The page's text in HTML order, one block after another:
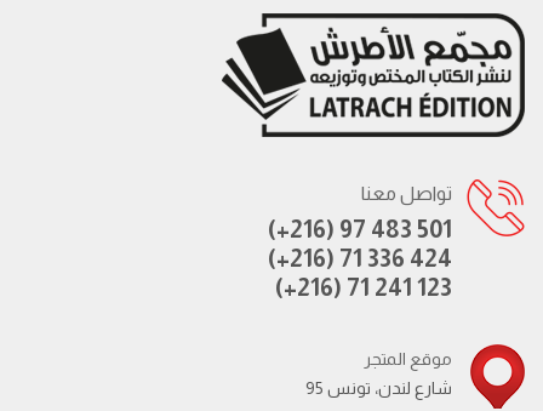
تواصل معنا
(+216) 97 483 501
(+216) 71 336 424
(+216) 71 241 123
موقع المتجر
95 شارع لندن، تونس